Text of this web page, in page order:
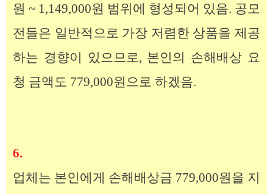
원 ~ 1,149,000원 범위에 형성되어 있음. 공모
전들은 일반적으로 가장 저렴한 상품을 제공
하는 경향이 있으므로, 본인의 손해배상 요
청 금액도 779,000원으로 하겠음.
6.
업체는 본인에게 손해배상금 779,000원을 지